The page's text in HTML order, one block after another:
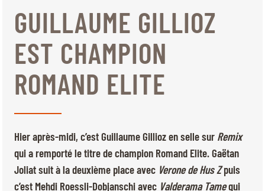
ÉDITION 2026
LE CHIG
MULTIMÉDIA
LIENS RAPIDES
DÉPARTS & RÉSULTATS
ROLEX GRAND SLAM
BILLETTERIE
BÉNÉVOLES
MÉDIAS
Jeudi, 17 Septembre 2026
GUILLAUME GILLIOZ
EST CHAMPION
ROMAND ELITE
Hier après-midi, c’est Guillaume Gillioz en selle sur Remix
qui a remporté le titre de champion Romand Elite. Gaëtan
Joliat suit à la deuxième place avec Verone de Hus Zpuis
c’est Mehdi Roessli-Dobjanschi avec Valderama Tamequi